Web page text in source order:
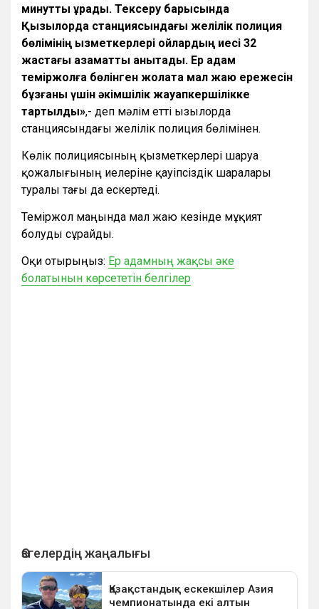
минутты құрады. Тексеру барысында
Қызылорда станциясындағы желілік полиция
бөлімінің қызметкерлері қойлардың иесі 32
жастағы азаматты анықтады. Ер адам
теміржолға бөлінген жолақта мал жаю ережесін
бұзғаны үшін әкімшілік жауапкершілікке
тартылды»,- деп мәлім етті Қызылорда
станциясындағы желілік полиция бөлімінен.
Көлік полициясының қызметкерлері шаруа
қожалығының иелеріне қауіпсіздік шаралары
туралы тағы да ескертеді.
Теміржол маңында мал жаю кезінде мұқият
болуды сұрайды.
Оқи отырыңыз: Ер адамның жақсы әке
болатынын көрсететін белгілер